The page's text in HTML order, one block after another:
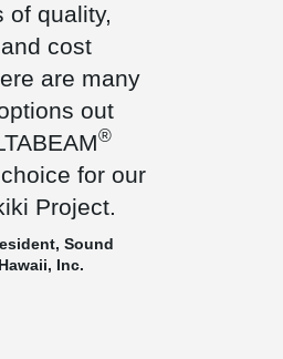
of quality,
cost
are many
out
®
for our
Project.
Sound
Inc.